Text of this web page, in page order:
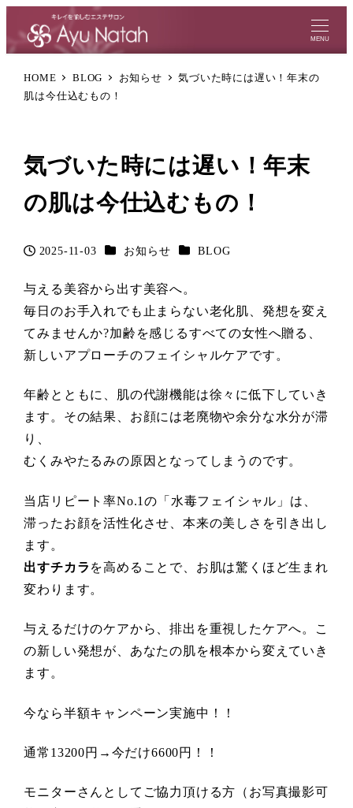
MENU
HOME BLOG お知らせ
気づいた時には遅い！年末の
肌は今仕込むもの！
気づいた時には遅い！年末
の肌は今仕込むもの！
投稿日
2025-11-03 カテゴリー
お知らせ カテゴリー
BLOG
与える美容から出す美容へ。
毎日のお手入れでも止まらない老化肌、発想を変え
てみませんか?加齢を感じるすべての女性へ贈る、
新しいアプローチのフェイシャルケアです。
年齢とともに、肌の代謝機能は徐々に低下していき
ます。その結果、お顔には老廃物や余分な水分が滞
り、
むくみやたるみの原因となってしまうのです。
当店リピート率No.1の「水毒フェイシャル」は、
滞ったお顔を活性化させ、本来の美しさを引き出し
ます。
出すチカラ を高めることで、お肌は驚くほど生まれ
変わります。
与えるだけのケアから、排出を重視したケアへ。こ
の新しい発想が、あなたの肌を根本から変えていき
ます。
今なら半額キャンペーン実施中！！
通常13200円→今だけ6600円！！
モニターさんとしてご協力頂ける方（お写真撮影可